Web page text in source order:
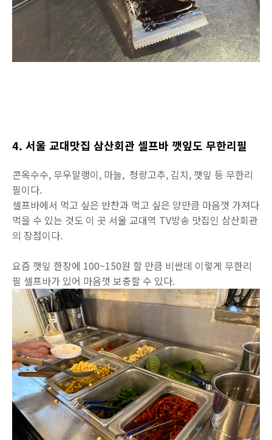
4. 서울 교대맛집 삼산회관 셀프바 깻잎도 무한리필
콘옥수수, 무우말랭이, 마늘, 청량고추, 김치, 깻잎 등 무한리
필이다.
셀프바에서 먹고 싶은 반찬과 먹고 싶은 양만큼 마음껏 가져다
먹을 수 있는 것도 이 곳 서울 교대역 TV방송 맛집인 삼산회관
의 장점이다.
요즘 깻잎 한장에 100~150원 할 만큼 비싼데 이렇게 무한리
필 셀프바가 있어 마음껏 보충할 수 있다.